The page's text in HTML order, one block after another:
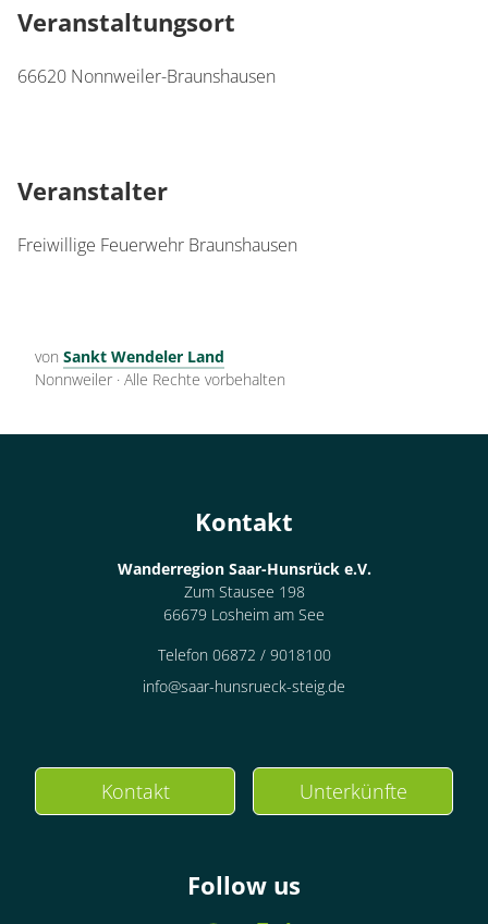
Veranstaltungsort
66620 Nonnweiler-Braunshausen
Veranstalter
Freiwillige Feuerwehr Braunshausen
von Sankt Wendeler Land
Nonnweiler · Alle Rechte vorbehalten
Kontakt
Wanderregion Saar-Hunsrück e.V.
Zum Stausee 198
66679 Losheim am See
Telefon 06872 / 9018100
info@saar-hunsrueck-steig.de
Kontakt Unterkünfte
Follow us